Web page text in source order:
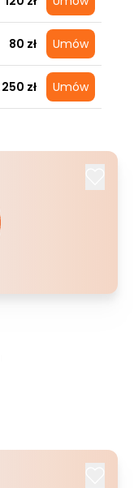
80 zł Umów
250 zł Umów